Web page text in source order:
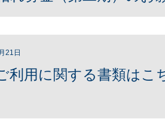
21日
利用に関する書類はこ